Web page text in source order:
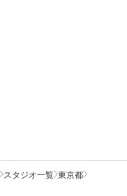
スタジオ一覧 東京都